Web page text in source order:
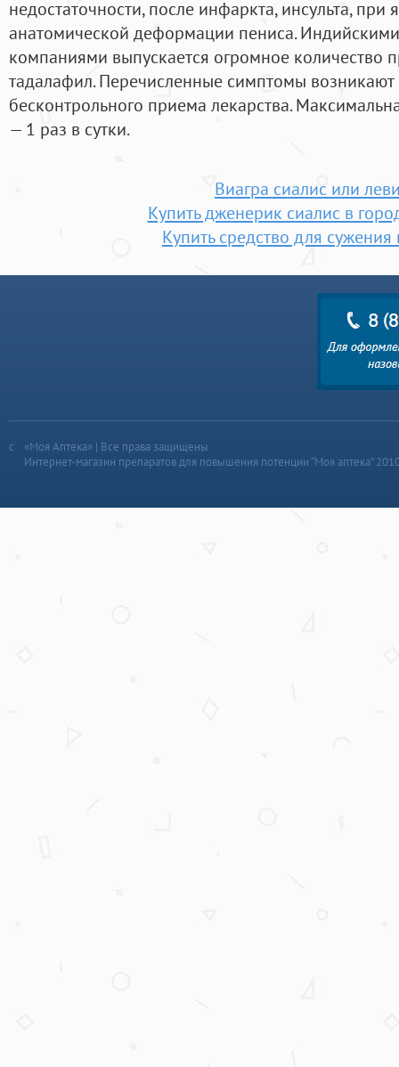
недостаточности, после инфаркта, инсульта,
анатомической деформации пениса.
компаниями выпускается огромное количество
тадалафил. Перечисленные симптомы возникают
бесконтрольного приема лекарства.
— 1 раз в сутки.
Виагра сиалис или
Купить дженерик сиалис в
Купить средство для
«Моя Аптека» | Все права защищены
Интернет-магазин препаратов для повышения потенции “Моя аптека”